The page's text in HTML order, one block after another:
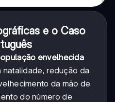
e o Caso
envelhecida
natalidade, redução da
da mão de
do número de